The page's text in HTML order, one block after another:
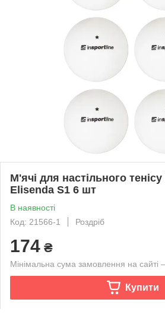
М'ячі для настільного
Elisenda S1 6 шт
В наявності
Код: 21566-1
Роздріб
174 ₴
Мінімальна сума замовлення на сайті
Купити